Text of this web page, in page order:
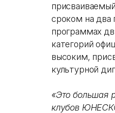
сроком на два
программах
категорий
высоким,
культурной
«Это большая
клубов